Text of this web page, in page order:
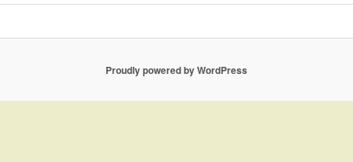
Proudly powered by WordPress